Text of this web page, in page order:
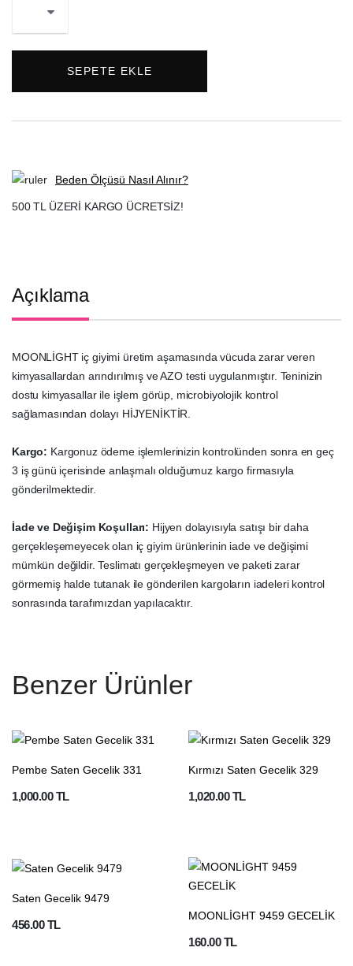
SEPETE EKLE
Beden Ölçüsü Nasıl Alınır?
500 TL ÜZERİ KARGO ÜCRETSİZ!
Açıklama
MOONLİGHT iç giyimi üretim aşamasında vücuda zarar veren
kimyasallardan arındırılmış ve AZO testi uygulanmıştır. Teninizin
dostu kimyasallar ile işlem görüp, microbiyolojik kontrol
sağlamasından dolayı HİJYENİKTİR.
Kargo: Kargonuz ödeme işlemlerinizin kontrolünden sonra en geç
3 iş günü içerisinde anlaşmalı olduğumuz kargo firmasıyla
gönderilmektedir.
İade ve Değişim Koşulları: Hijyen dolayısıyla satışı bir daha
gerçekleşemeyecek olan iç giyim ürünlerinin iade ve değişimi
mümkün değildir. Teslimatı gerçekleşmeyen ve paketi zarar
görmemiş halde tutanak ile gönderilen kargoların iadeleri kontrol
sonrasında tarafımızdan yapılacaktır.
Benzer Ürünler
Pembe Saten Gecelik 331
1,000.00 TL
Kırmızı Saten Gecelik 329
1,020.00 TL
Saten Gecelik 9479
456.00 TL
MOONLİGHT 9459 GECELİK
160.00 TL